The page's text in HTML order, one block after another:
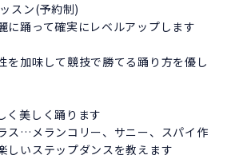
スン(予約制)
踊って確実にレベルアップします
加味して競技で勝てる踊り方を優し
美しく踊ります
ス…メランコリー、サニー、スパイ作
しいステップダンスを教えます